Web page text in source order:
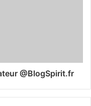
@BlogSpirit.fr